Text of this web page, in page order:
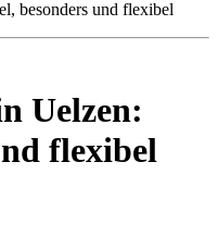
besonders und flexibel
Uelzen:
flexibel